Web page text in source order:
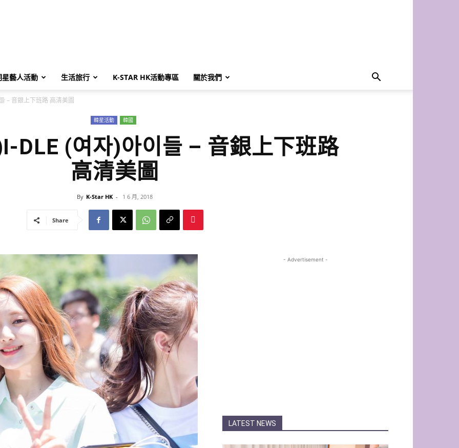
藝人活動 生活旅行 K-STAR HK活動專區 關於我們
– 音銀上下班路 高清美圖
韓星活動 韓國
DLE (여자)아이들 – 音銀上下班路
高清美圖
By K-Star HK - 1 6 月, 2018
Share
- Advertisement -
LATEST NEWS